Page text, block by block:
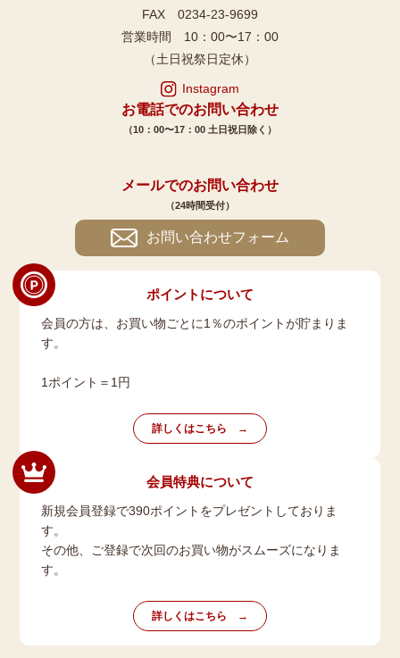
FAX 0234-23-9699
営業時間 10：00〜17：00
（土日祝祭日定休）
Instagram
お電話でのお問い合わせ
（10：00〜17：00 土日祝日除く）
メールでのお問い合わせ
（24時間受付）
お問い合わせフォーム
ポイントについて
会員の方は、お買い物ごとに1％のポイントが貯まりま
す。
1ポイント＝1円
詳しくはこちら
会員特典について
新規会員登録で390ポイントをプレゼントしておりま
す。
その他、ご登録で次回のお買い物がスムーズになりま
す。
詳しくはこちら